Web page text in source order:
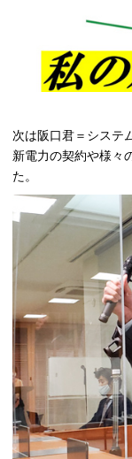
次は阪口君＝システ
新電力の契約や様々
た。